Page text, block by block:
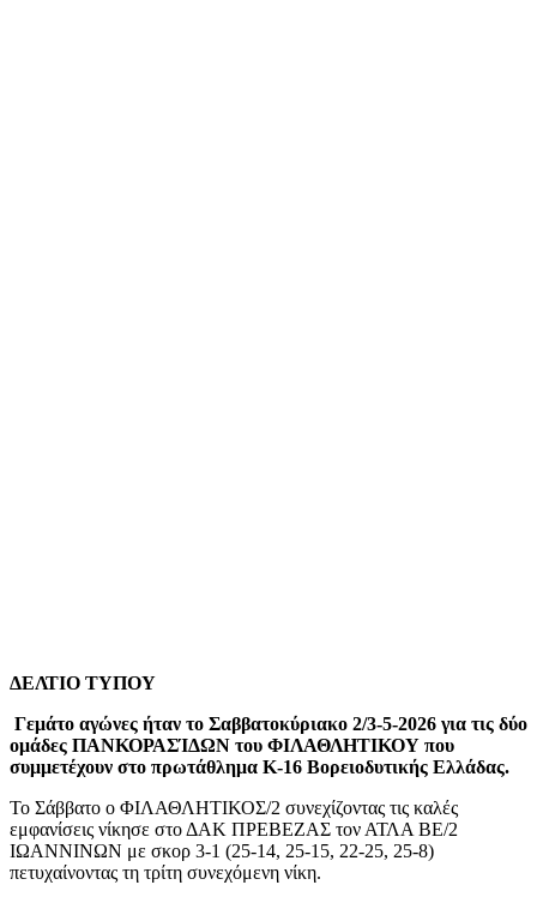
ΔΕΛΤΙΟ ΤΥΠΟΥ
Γεμάτο αγώνες ήταν το Σαββατοκύριακο 2/3-5-2026 για τις δύο
ομάδες ΠΑΝΚΟΡΑΣΊΔΩΝ του ΦΙΛΑΘΛΗΤΙΚΟΥ που
συμμετέχουν στο πρωτάθλημα Κ-16 Βορειοδυτικής Ελλάδας.
Το Σάββατο ο ΦΙΛΑΘΛΗΤΙΚΟΣ/2 συνεχίζοντας τις καλές
εμφανίσεις νίκησε στο ΔΑΚ ΠΡΕΒΕΖΑΣ τον ΑΤΛΑ ΒΕ/2
ΙΩΑΝΝΙΝΩΝ με σκορ 3-1 (25-14, 25-15, 22-25, 25-8)
πετυχαίνοντας τη τρίτη συνεχόμενη νίκη.